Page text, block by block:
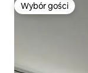
Wybór gości
Wybór gości